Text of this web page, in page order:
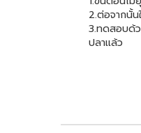
2.ต่อจากนั้
3.ทดสอบด้ว
ปลาเเล้ว